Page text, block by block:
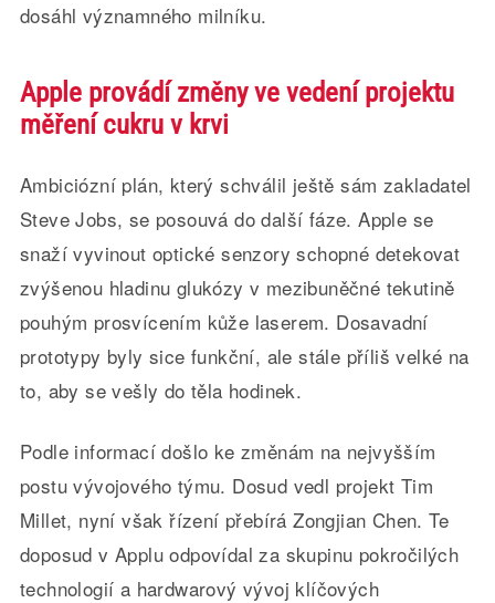
dosáhl významného milníku.
Apple provádí změny ve vedení projektu
měření cukru v krvi
Ambiciózní plán, který schválil ještě sám zakladatel
Steve Jobs, se posouvá do další fáze. Apple se
snaží vyvinout optické senzory schopné detekovat
zvýšenou hladinu glukózy v mezibuněčné tekutině
pouhým prosvícením kůže laserem. Dosavadní
prototypy byly sice funkční, ale stále příliš velké na
to, aby se vešly do těla hodinek.
Podle informací došlo ke změnám na nejvyšším
postu vývojového týmu. Dosud vedl projekt Tim
Millet, nyní však řízení přebírá Zongjian Chen. Te
doposud v Applu odpovídal za skupinu pokročilých
technologií a hardwarový vývoj klíčových